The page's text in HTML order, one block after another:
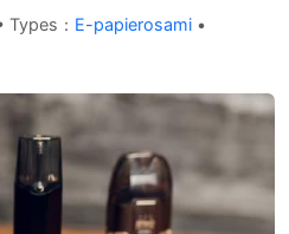
： E-papierosami •